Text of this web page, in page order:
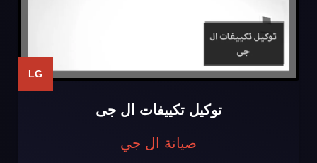
LG
توكيل تكييفات ال جى
صيانة ال جي